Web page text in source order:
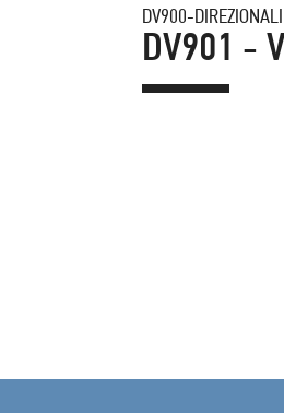
DV900-DIREZIONALI
DV901 -